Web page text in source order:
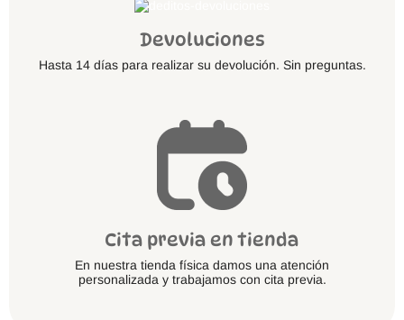
Devoluciones
Hasta 14 días para realizar su devolución. Sin preguntas.
Cita previa en tienda
En nuestra tienda física damos una atención
personalizada y trabajamos con cita previa.